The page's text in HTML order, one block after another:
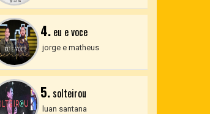
4.eu e voce
jorge e matheus
5.solteirou
luan santana